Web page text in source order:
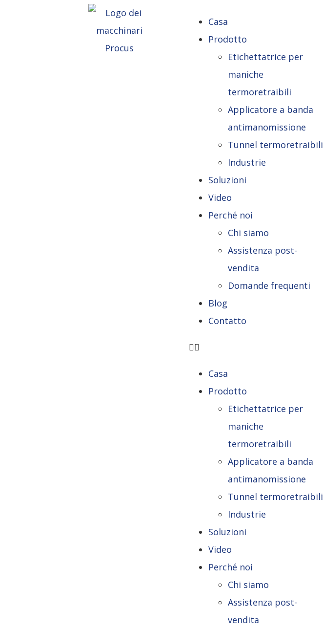
Casa
Prodotto
Etichettatrice per
maniche
termoretraibili
Applicatore a banda
antimanomissione
Tunnel termoretraibili
Industrie
Soluzioni
Video
Perché noi
Chi siamo
Assistenza post-
vendita
Domande frequenti
Blog
Contatto
Casa
Prodotto
Etichettatrice per
maniche
termoretraibili
Applicatore a banda
antimanomissione
Tunnel termoretraibili
Industrie
Soluzioni
Video
Perché noi
Chi siamo
Assistenza post-
vendita